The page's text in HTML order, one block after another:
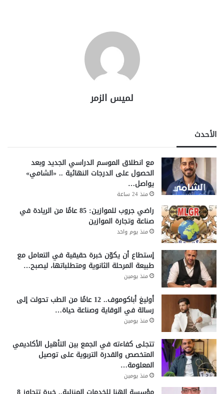
لميس الزمر
الأحدث
مع انطلاق الموسم الدراسي الجديد وبعد
الحصول على الدرجات النهائية .. «الشامي»
يواصل…
منذ 24 ساعة
راضي جروب للموازين: 85 عامًا من الريادة في
صناعة وتجارة الموازين
منذ يوم واحد
إستطاع أن يكوّن خبرة حقيقية في التعامل مع
طبيعة المرحلة الثانوية ومتطلباتها، ليصبح…
منذ يومين
أوليغ أباكوموف.. 12 عامًا من الطب تحولت إلى
رسالة في الوقاية وصناعة حياة…
منذ يومين
تتجلى كفاءته في الجمع بين التأهيل الأكاديمي
المتخصص والقدرة التربوية على توصيل
المعلومة…
منذ يومين